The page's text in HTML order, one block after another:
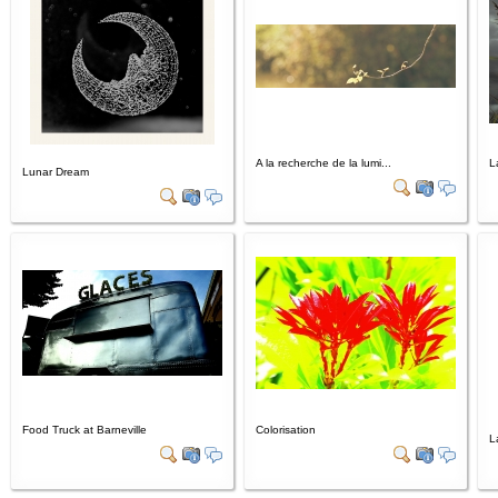
Lunar Dream
A la recherche de la lumi...
Food Truck at Barneville Colorisation